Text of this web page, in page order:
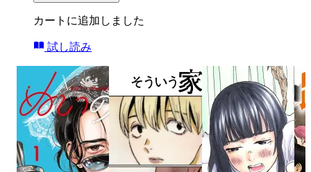
カートに追加しました
試し読み